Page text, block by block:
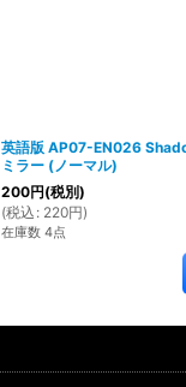
英語版 AP07-EN026
ミラー (ノーマル)
200円(税別)
(税込 : 220円)
在庫数 4点